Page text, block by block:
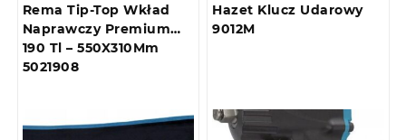
Rema Tip-Top Wkład
Naprawczy Premium
190 Tl – 550X310Mm
5021908
Hazet Klucz Udarowy
9012M